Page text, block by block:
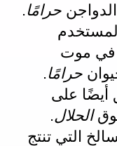
حرامًا.
في موت
حرامًا.
أيضًا على
الحلال.
التي تنتج